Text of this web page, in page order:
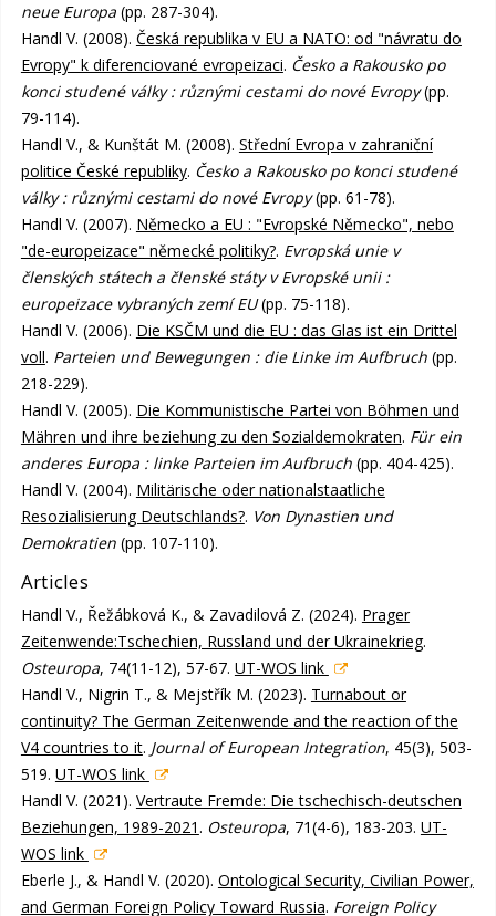
neue Europa(pp. 287-304).
Handl V. (2008). Česká republika v EU a NATO: od "návratu do
Evropy" k diferenciované evropeizaci. Česko a Rakousko po
konci studené války : různými cestami do nové Evropy(pp.
79-114).
Handl V., & Kunštát M. (2008). Střední Evropa v zahraniční
politice České republiky. Česko a Rakousko po konci studené
války : různými cestami do nové Evropy(pp. 61-78).
Handl V. (2007). Německo a EU : "Evropské Německo", nebo
"de-europeizace" německé politiky?. Evropská unie v
členských státech a členské státy v Evropské unii :
europeizace vybraných zemí EU(pp. 75-118).
Handl V. (2006). Die KSČM und die EU : das Glas ist ein Drittel
voll. Parteien und Bewegungen : die Linke im Aufbruch(pp.
218-229).
Handl V. (2005). Die Kommunistische Partei von Böhmen und
Mähren und ihre beziehung zu den Sozialdemokraten. Für ein
anderes Europa : linke Parteien im Aufbruch(pp. 404-425).
Handl V. (2004). Militärische oder nationalstaatliche
Resozialisierung Deutschlands?. Von Dynastien und
Demokratien(pp. 107-110).
Articles
Handl V., Řežábková K., & Zavadilová Z. (2024). Prager
Zeitenwende:Tschechien, Russland und der Ukrainekrieg.
Osteuropa, 74(11-12), 57-67. UT-WOS link
Handl V., Nigrin T., & Mejstřík M. (2023). Turnabout or
continuity? The German Zeitenwende and the reaction of the
V4 countries to it. Journal of European Integration, 45(3), 503-
519. UT-WOS link
Handl V. (2021). Vertraute Fremde: Die tschechisch-deutschen
Beziehungen, 1989-2021. Osteuropa, 71(4-6), 183-203. UT-
WOS link
Eberle J., & Handl V. (2020). Ontological Security, Civilian Power,
and German Foreign Policy Toward Russia. Foreign Policy